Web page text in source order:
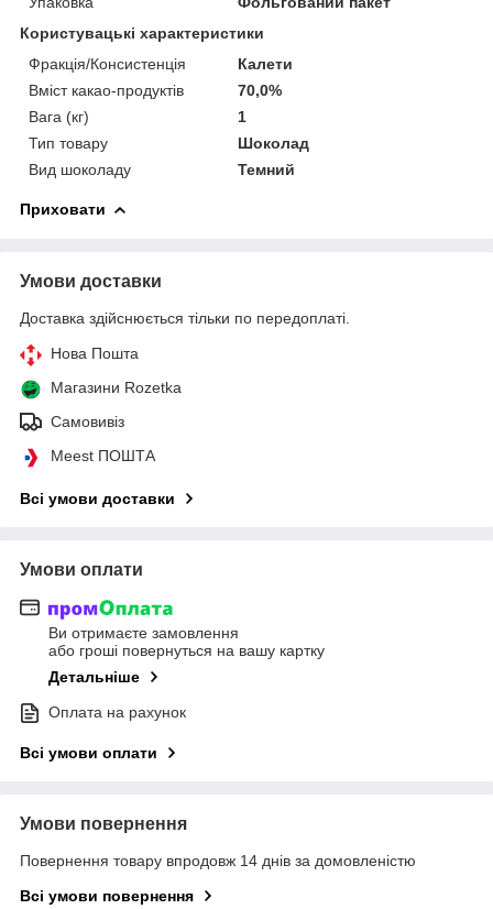
Користувацькі характеристики
Фракція/Консистенція
Калети
Вміст какао-продуктів
70,0%
Вага (кг)
1
Тип товару
Шоколад
Вид шоколаду
Темний
Приховати
Умови доставки
Доставка здійснюється тільки по передоплаті.
Нова Пошта
Магазини Rozetka
Самовивіз
Meest ПОШТА
Всі умови доставки
Умови оплати
Ви отримаєте замовлення
або гроші повернуться на вашу картку
Детальніше
Оплата на рахунок
Всі умови оплати
Умови повернення
Повернення товару впродовж 14 днів за домовленістю
Всі умови повернення